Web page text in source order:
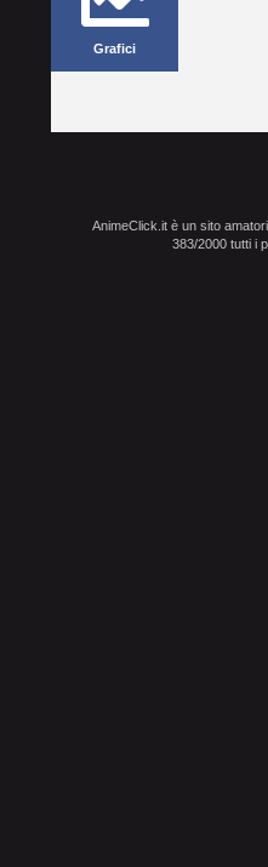
Grafici
AnimeClick.it è un sito
383/2000 tutti i